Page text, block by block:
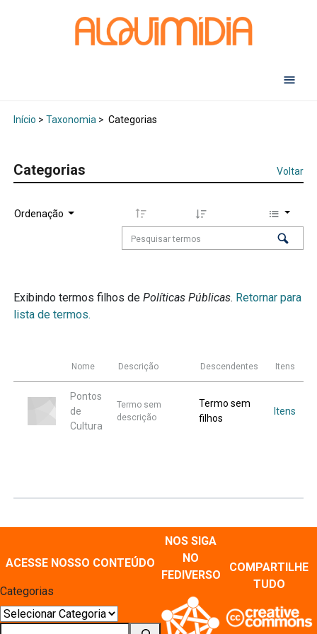
Início > Taxonomia> Categorias
Categorias Voltar
Ordenação
Exibindo termos filhos de Políticas Públicas. Retornar para
lista de termos.
Nome Descrição Descendentes Itens
Pontos
de
Cultura
Termo sem
descrição
Termo sem
filhos
Itens
ACESSE NOSSO CONTEÚDO
Categorias
NOS SIGA
NO
FEDIVERSO
COMPARTILHE
TUDO